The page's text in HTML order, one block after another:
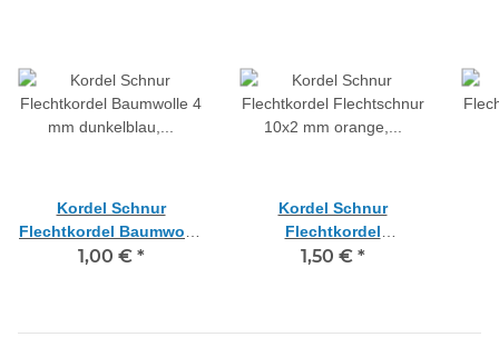
Kordel Schnur
Flechtkordel Baumwolle
4 mm dunkelblau,
1,00 € *
Kordel Schnur
Flechtkordel
Flechtschnur 10x2 mm
1,50 € *